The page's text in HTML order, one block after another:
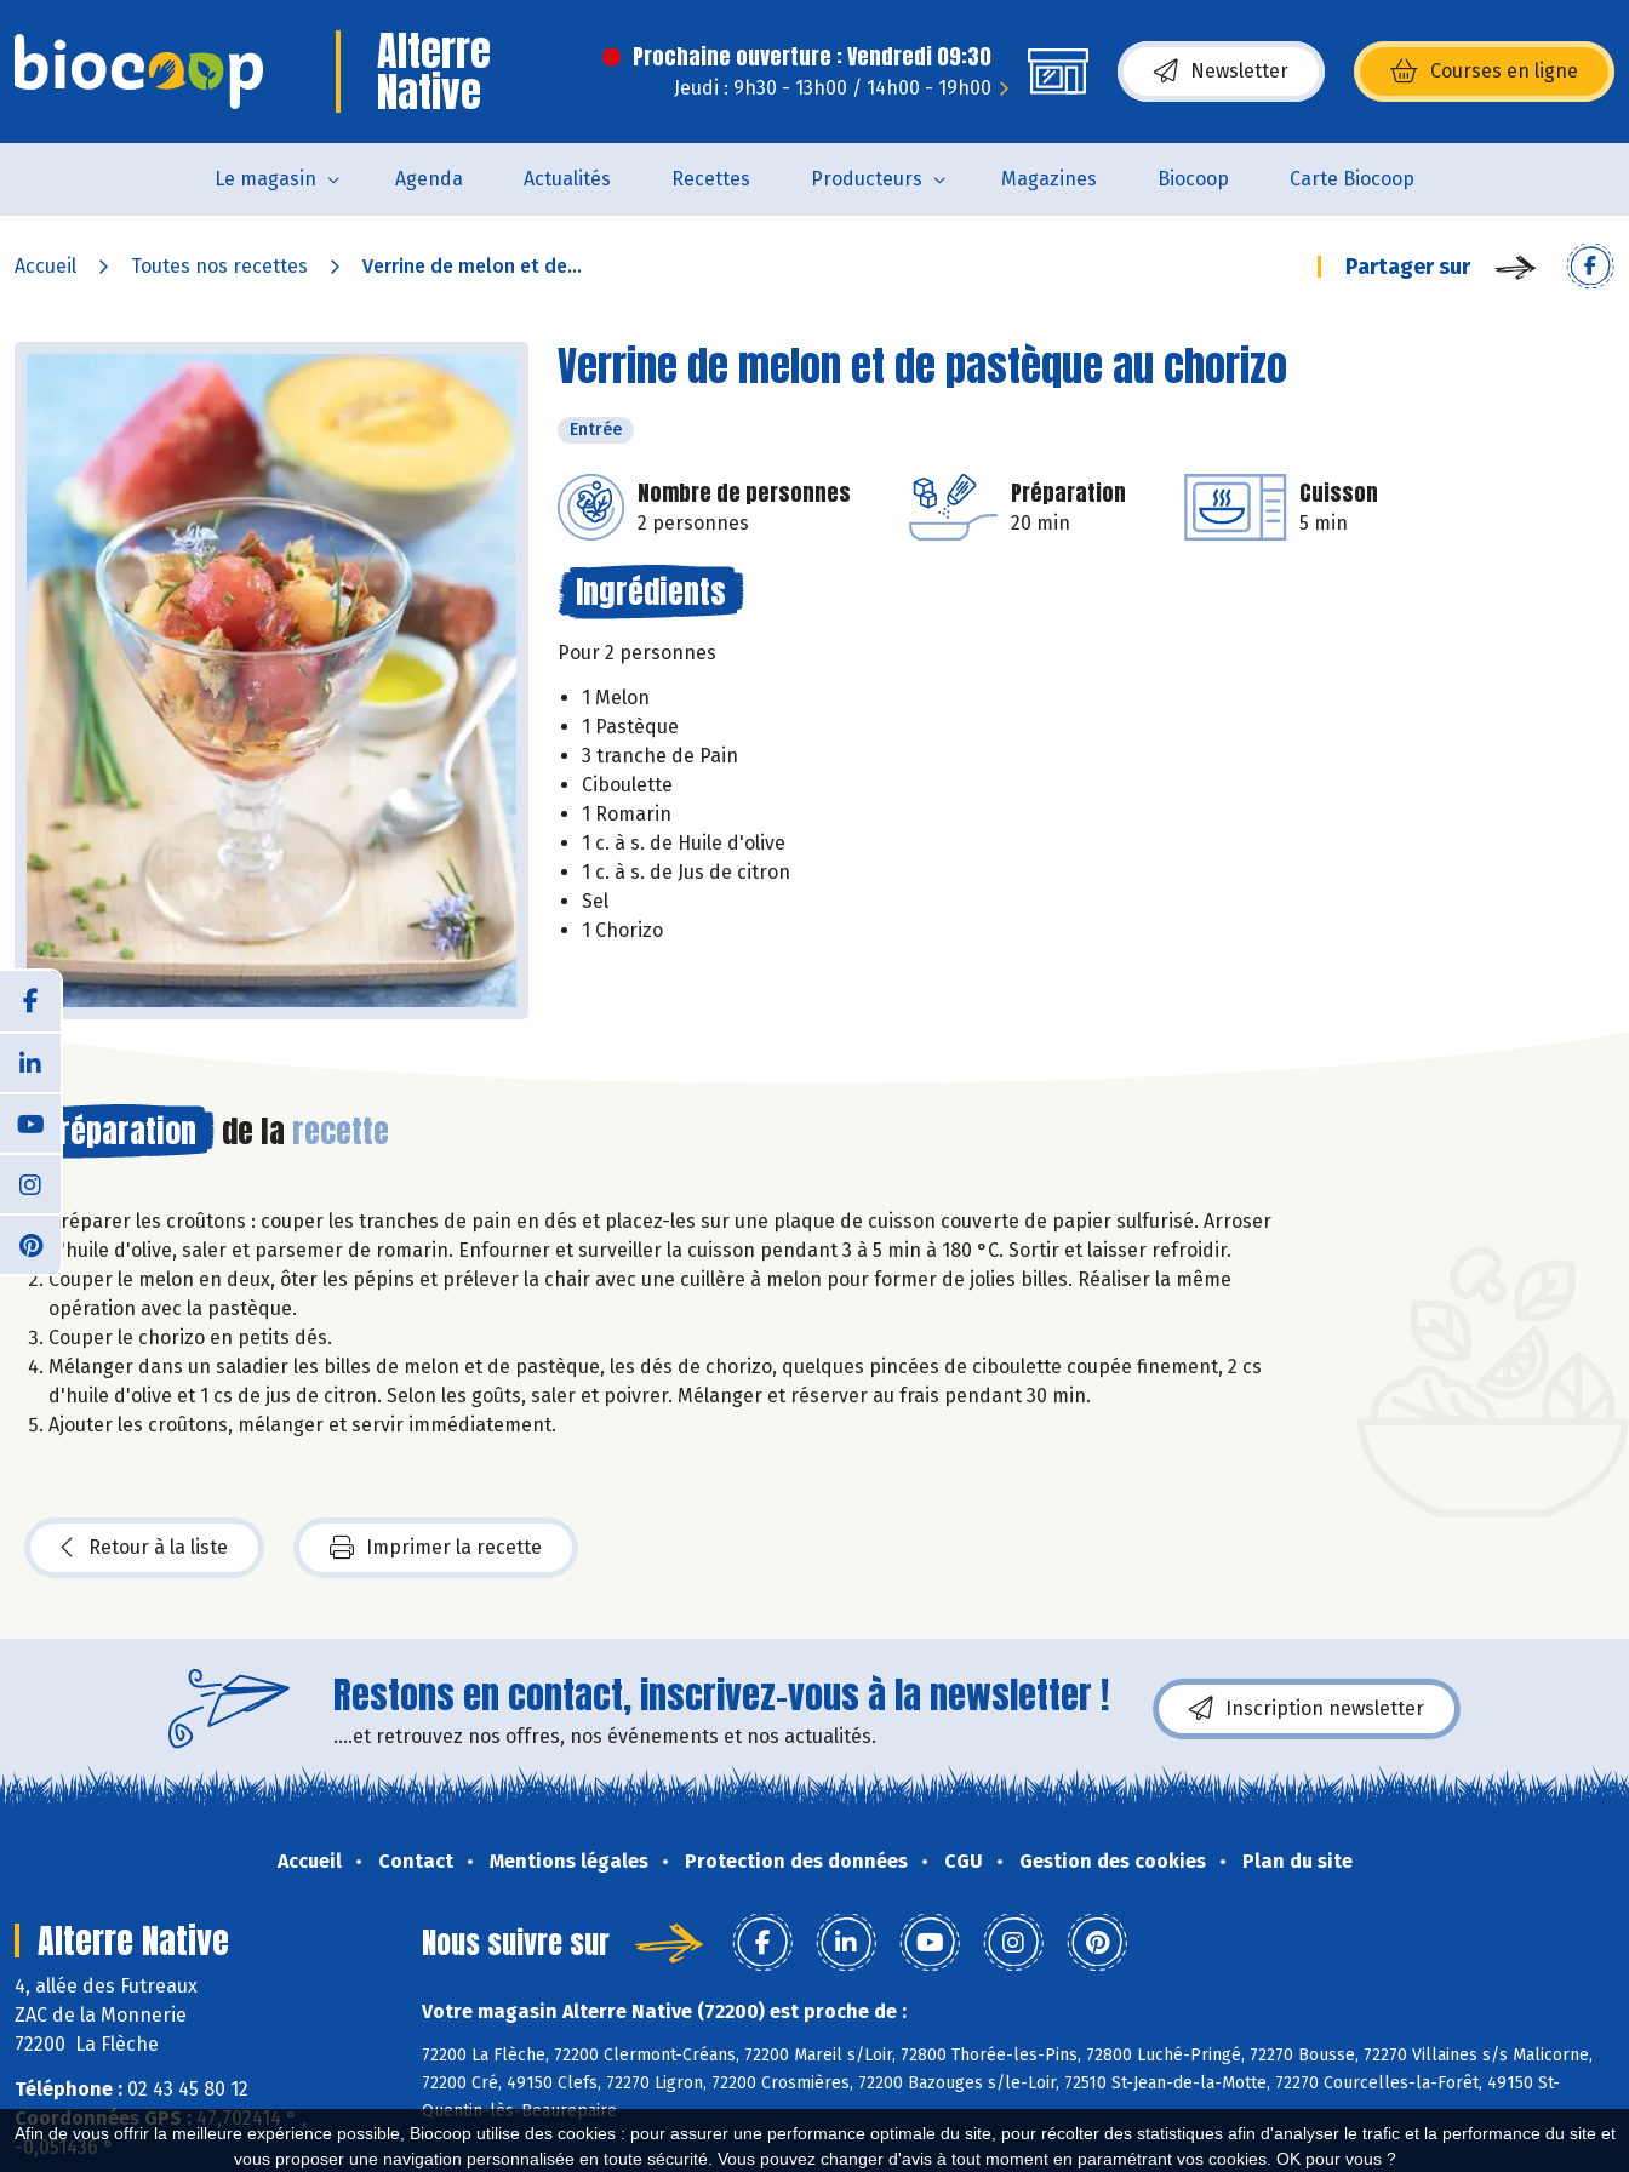
Afin de vous offrir la meilleure expérience possible, Biocoop utilise des cookies : pour assurer une performance optimale du site, pour récolter des statistiques afin d'analyser le trafic et la performance du site et
vous proposer une navigation personnalisée en toute sécurité. Vous pouvez changer d'avis à tout moment en paramétrant vos cookies. OK pour vous ?
Alterre
Native
Prochaine ouverture : Vendredi 09:30
Jeudi : 9h30 - 13h00 / 14h00 - 19h00
Newsletter Courses en ligne
(s’ouvre dans une nouvelle fenêtre)
Le magasin Agenda Actualités Recettes Producteurs Magazines Biocoop Carte Biocoop
Accueil Toutes nos recettes Verrine de melon et de... Partager sur
Verrine de melon et de pastèque au chorizo
Entrée
Nombre de personnes
2 personnes
Préparation
20 min
Cuisson
5 min
Ingrédients
Pour 2 personnes
1 Melon
1 Pastèque
3 tranche de Pain
Ciboulette
1 Romarin
1 c. à s. de Huile d'olive
1 c. à s. de Jus de citron
Sel
1 Chorizo
Préparation de la recette
Préparer les croûtons : couper les tranches de pain en dés et placez-les sur une plaque de cuisson couverte de papier sulfurisé. Arroser
d'huile d'olive, saler et parsemer de romarin. Enfourner et surveiller la cuisson pendant 3 à 5 min à 180 °C. Sortir et laisser refroidir.
Couper le melon en deux, ôter les pépins et prélever la chair avec une cuillère à melon pour former de jolies billes. Réaliser la même
opération avec la pastèque.
Couper le chorizo en petits dés.
Mélanger dans un saladier les billes de melon et de pastèque, les dés de chorizo, quelques pincées de ciboulette coupée finement, 2 cs
d'huile d'olive et 1 cs de jus de citron. Selon les goûts, saler et poivrer. Mélanger et réserver au frais pendant 30 min.
Ajouter les croûtons, mélanger et servir immédiatement.
Retour à la liste Imprimer la recette
Restons en contact, inscrivez-vous à la newsletter !
....et retrouvez nos offres, nos événements et nos actualités.
Inscription newsletter
Accueil Contact Mentions légales Protection des données CGU Gestion des cookies Plan du site
Alterre Native
4, allée des Futreaux
ZAC de la Monnerie
72200 La Flèche
Téléphone : 02 43 45 80 12
Coordonnées GPS : 47,702414 ° ,
-0,051436 °
Nous suivre sur
Votre magasin Alterre Native (72200) est proche de :
72200 La Flèche, 72200 Clermont-Créans, 72200 Mareil s/Loir, 72800 Thorée-les-Pins, 72800 Luché-Pringé, 72270 Bousse, 72270 Villaines s/s Malicorne,
72200 Cré, 49150 Clefs, 72270 Ligron, 72200 Crosmières, 72200 Bazouges s/le-Loir, 72510 St-Jean-de-la-Motte, 72270 Courcelles-la-Forêt, 49150 St-
Quentin-lès-Beaurepaire